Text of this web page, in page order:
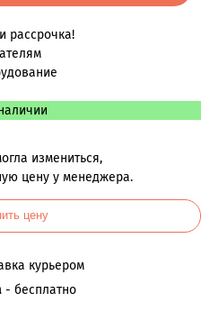
рассрочка!
измениться,
цену у менеджера.
цену
курьером
- бесплатно